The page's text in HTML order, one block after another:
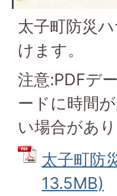
太子町防災
けます。
注意:PDFデ
ードに時間
い場合があり
太子町防
13.5MB)